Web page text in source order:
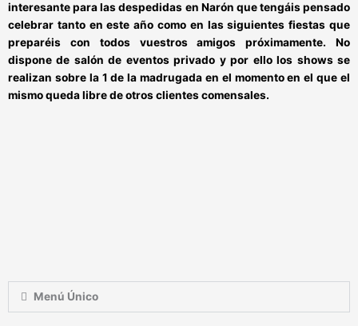
interesante para las despedidas en Narón que tengáis pensado
celebrar tanto en este año como en las siguientesfiestas que
preparéis con todos vuestros amigos próximamente. No
dispone de salón de eventos privado y por ello los shows se
realizan sobre la 1 de la madrugada en el momento en el que el
mismo queda libre de otros clientes comensales.
Menú Único